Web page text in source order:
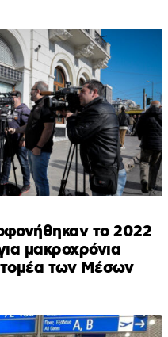
το 2022
μακροχρόνια
των Μέσων